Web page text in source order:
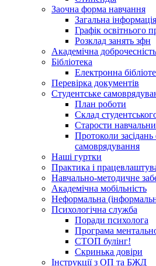
Заочна форма навчання
Загальна
Графік освітнього
Розклад занять зфн
Академічна доброчесність
Бібліотека
Електронна
Перевірка документів
Студентське
План роботи
Склад
Старости
Протоколи засідань
самоврядування
Наші гуртки
Практика і
Навчально-методичне
Академічна мобільність
Неформальна
Психологічна служба
Поради психолога
Програма
СТОП булінг!
Скринька довіри
Інструкції з ОП та БЖД